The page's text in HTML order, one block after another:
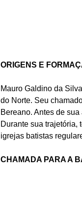
ORIGENS E
Mauro Galdino da
do Norte. Seu
Bereano. Antes de
Durante sua trajetória,
igrejas batistas
CHAMADA PARA A